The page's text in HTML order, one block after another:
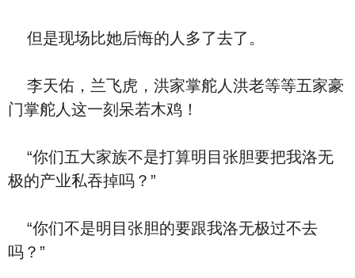
但是现场比她后悔的人多了去了。
李天佑，兰飞虎，洪家掌舵人洪老等等五家豪
门掌舵人这一刻呆若木鸡！
“你们五大家族不是打算明目张胆要把我洛无
极的产业私吞掉吗？”
“你们不是明目张胆的要跟我洛无极过不去
吗？”